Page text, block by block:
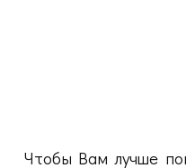
Чтобы Вам лучше